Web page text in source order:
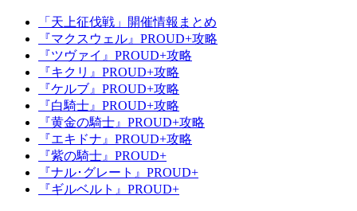
「天上征伐戦」開催情報まとめ
『マクスウェル』PROUD+攻略
『ツヴァイ』PROUD+攻略
『キクリ』PROUD+攻略
『ケルブ』PROUD+攻略
『白騎士』PROUD+攻略
『黄金の騎士』PROUD+攻略
『エキドナ』PROUD+攻略
『紫の騎士』PROUD+
『ナル･グレート』PROUD+
『ギルベルト』PROUD+